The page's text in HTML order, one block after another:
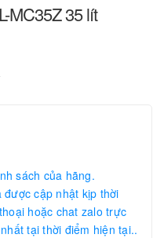
MC35Z 35 lít
sách của hãng.
được cập nhật kịp thời
hoặc chat zalo trực
tại thời điểm hiện tại..